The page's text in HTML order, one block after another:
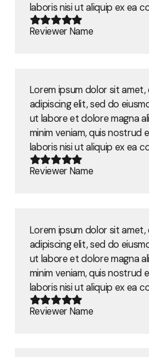
laboris nisi ut aliquip ex ea
Reviewer Name
Lorem ipsum dolor sit
adipiscing elit, sed do
ut labore et dolore magna
minim veniam, quis nostrud
laboris nisi ut aliquip ex ea
Reviewer Name
Lorem ipsum dolor sit
adipiscing elit, sed do
ut labore et dolore magna
minim veniam, quis nostrud
laboris nisi ut aliquip ex ea
Reviewer Name